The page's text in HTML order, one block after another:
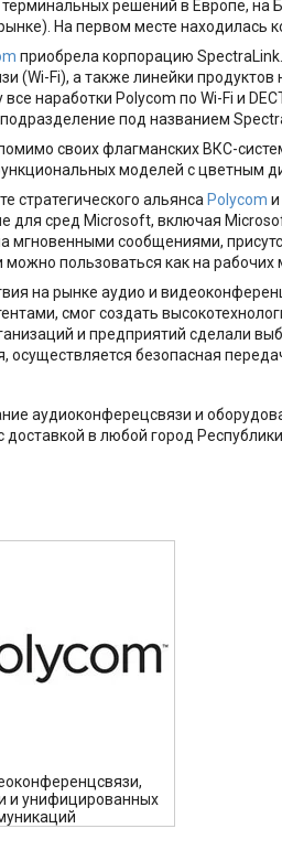
терминальных решений в Европе,
На первом месте находилась
приобрела корпорацию
(Wi-Fi), а также линейки
все наработки Polycom по Wi-Fi и
под названием
своих флагманских ВКС-
моделей с цветным
стратегического альянса Polycom
для сред Microsoft, включая
мгновенными сообщениями,
пользоваться как на рабочих
на рынке аудио и
смог создать
и предприятий сделали
осуществляется безопасная
аудиоконферецсвязи и
в любой город
и унифицированных